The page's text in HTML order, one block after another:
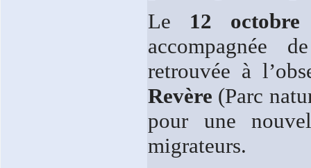
Le 12 octobre
accompagnée
retrouvée à
Revère (Parc
pour une
migrateurs.